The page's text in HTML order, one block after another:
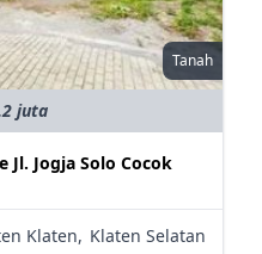
Tanah
juta
Jl. Jogja Solo Cocok
Klaten, Klaten Selatan